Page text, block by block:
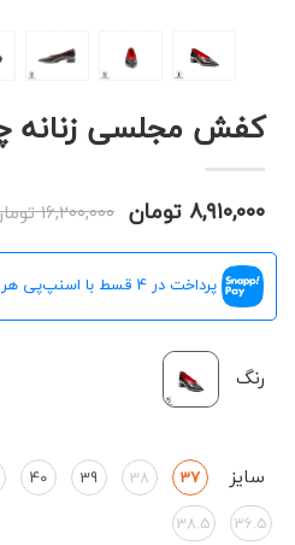
کفش مجلسی زنانه چرم
۸,۹۱۰,۰۰۰ تومان ۱۶,۲۰۰,۰۰۰ تومان
پرداخت در 4 قسط با اسنپ‌پی هر قسط
رنگ
سایز 37
38
39
40
36.5
38.5